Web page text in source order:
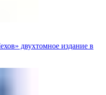
двухтомное издание в